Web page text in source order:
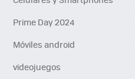
Prime Day 2024
Móviles android
videojuegos